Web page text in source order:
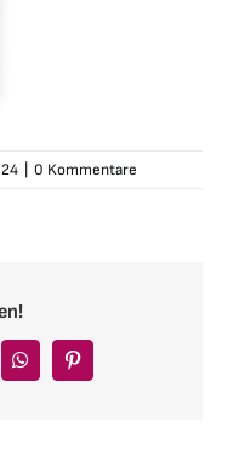
0 Kommentare
WhatsAppPinterest